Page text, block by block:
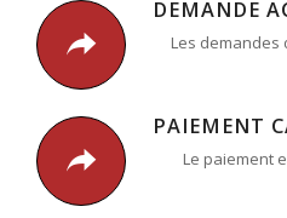
DEMANDE
Les demandes
PAIEMENT
Le paiement